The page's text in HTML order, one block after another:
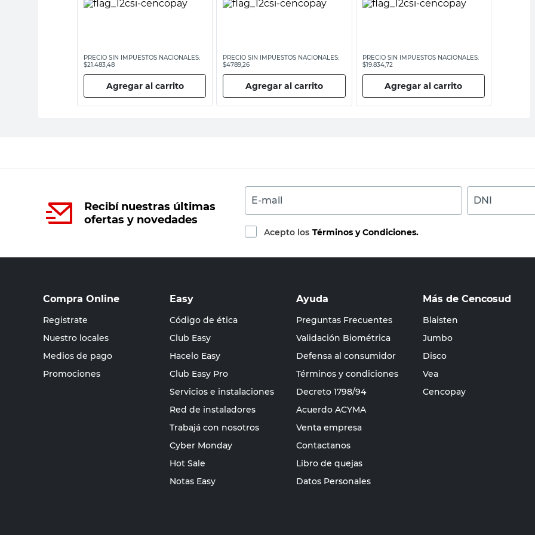
PRECIO SIN IMPUESTOS NACIONALES:
$21.483,48
Agregar al carrito
PRECIO SIN IMPUESTOS NACIONALES:
$4789,26
Agregar al carrito
PRECIO SIN IMPUESTOS NACIONALES:
$19.834,72
Agregar al carrito
Recibí nuestras últimas
ofertas y novedades
E-mail DNI
Acepto los Términos y Condiciones.
Compra Online
Registrate
Nuestro locales
Medios de pago
Promociones
Easy
Código de ética
Club Easy
Hacelo Easy
Club Easy Pro
Servicios e instalaciones
Red de instaladores
Trabajá con nosotros
Cyber Monday
Hot Sale
Notas Easy
Ayuda
Preguntas Frecuentes
Validación Biométrica
Defensa al consumidor
Términos y condiciones
Decreto 1798/94
Acuerdo ACYMA
Venta empresa
Contactanos
Libro de quejas
Datos Personales
Más de Cencosud
Blaisten
Jumbo
Disco
Vea
Cencopay